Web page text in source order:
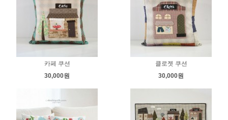
카페 쿠션
30,000원
클로젯 쿠션
30,000원